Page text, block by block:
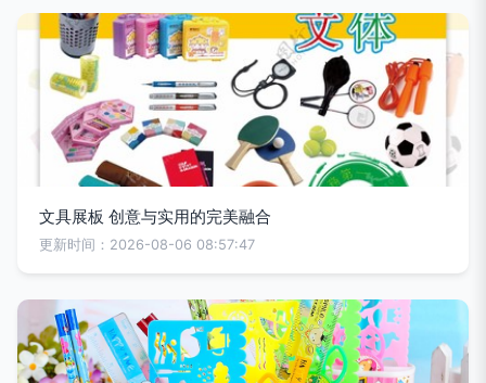
文具展板 创意与实用的完美融合
更新时间：2026-08-06 08:57:47